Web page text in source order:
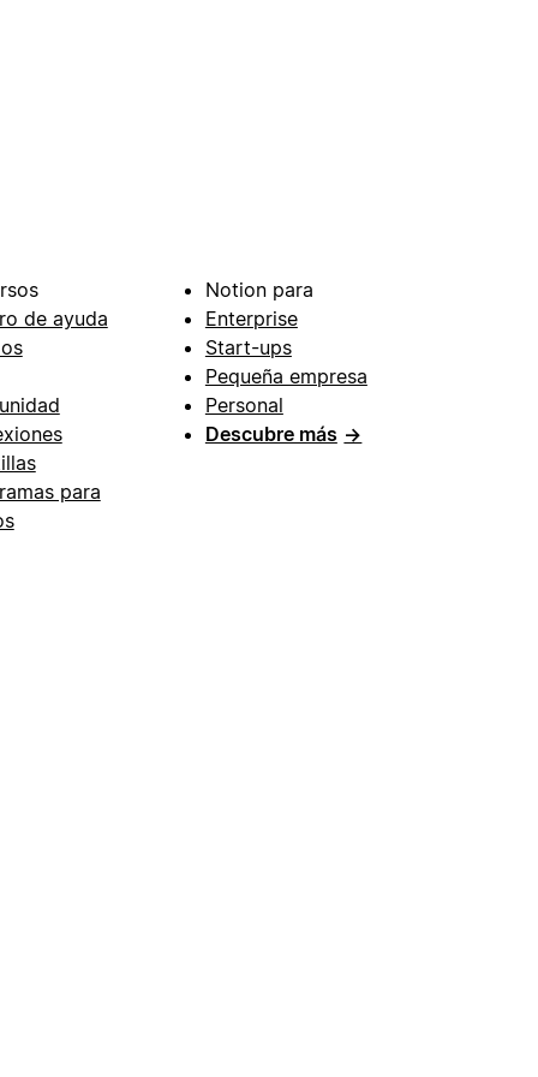
de ayuda
para
Notion para
Enterprise
Start-ups
Pequeña empresa
Personal
Descubre más →